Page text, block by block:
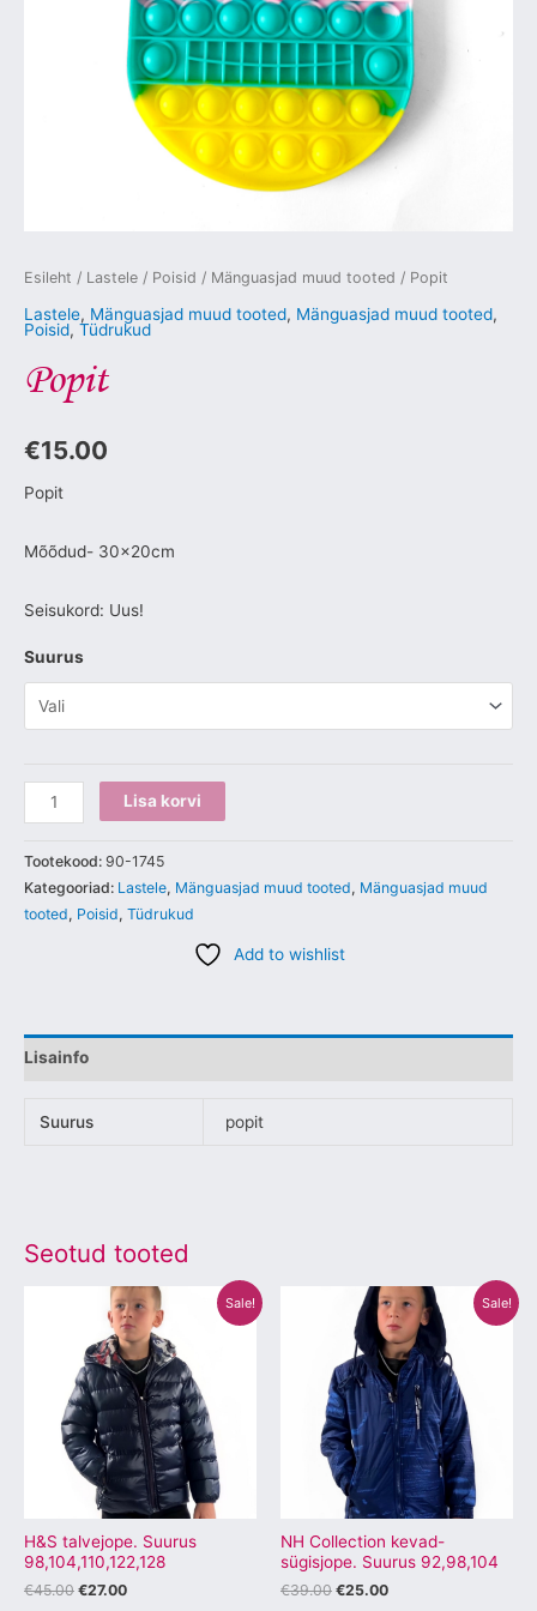
Esileht / Lastele / Poisid / Mänguasjad muud tooted / Popit
Lastele, Mänguasjad muud tooted, Mänguasjad muud tooted,
Poisid, Tüdrukud
Popit
€15.00
Popit
Mõõdud- 30x20cm
Seisukord: Uus!
Suurus
Lisa korvi
Tootekood: 90-1745
Kategooriad: Lastele, Mänguasjad muud tooted, Mänguasjad muud
tooted, Poisid, Tüdrukud
Add to wishlist
Lisainfo
Suurus popit
Seotud tooted
Sale!
H&S talvejope. Suurus
98,104,110,122,128
€45.00
Algne
hind
€45.00.
€27.00
Praegune
hind
on:
€27.00.
Sellel
tootel
on
mitu
varianti.
Valikuid
saab
teha
tootelehel.
Sale!
NH Collection kevad-
sügisjope. Suurus 92,98,104
€39.00
Algne
hind
oli:
€39.00.
€25.00
Praegune
hind
on:
€25.00.
Sellel
tootel
on
mitu
varianti.
Valikuid
saab
teha
tootelehel.